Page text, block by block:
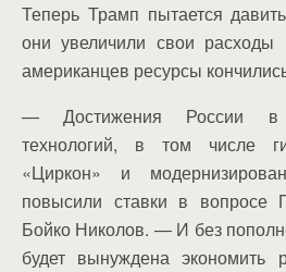
Теперь Трамп пытается
они увеличили свои
американцев ресурсы
— Достижения России в
технологий, в том числе
«Циркон» и
повысили ставки в вопросе
Бойко Николов. — И без
будет вынуждена экономить